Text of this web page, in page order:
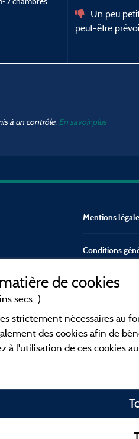
Un peu
peut-être
à un contrôle. En savoir plus
Mentions
Conditions
Contact
CGV
de cookies
secs...)
strictement nécessaires au
des cookies afin de
à l'utilisation de ces cookies